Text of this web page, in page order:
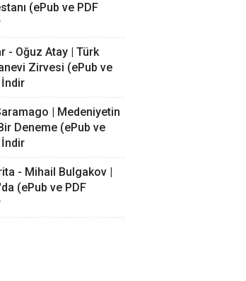
(ePub ve PDF
- Oğuz Atay | Türk
Zirvesi (ePub ve
İndir
| Medeniyetin
Deneme (ePub ve
İndir
- Mihail Bulgakov |
(ePub ve PDF